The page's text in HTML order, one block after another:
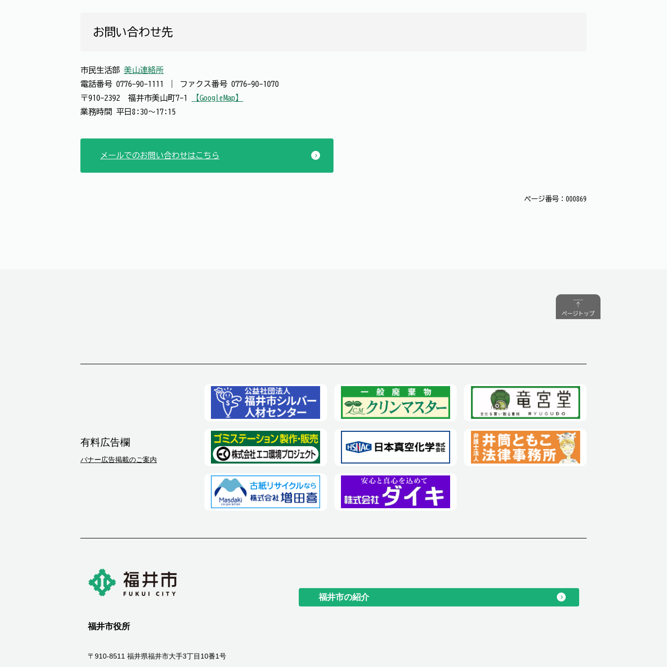
お問い合わせ先
市民生活部 美山連絡所
電話番号 0776-90-1111 ファクス番号 0776-90-1070
〒910-2392 福井市美山町7-1
【GoogleMap】
業務時間 平日8:30～17:15
メールでのお問い合わせはこちら
ページ番号：000869
有料広告欄
バナー広告掲載のご案内
ページトップ
福井市役所
〒910-8511 福井県福井市大手3丁目10番1号
福井市の紹介